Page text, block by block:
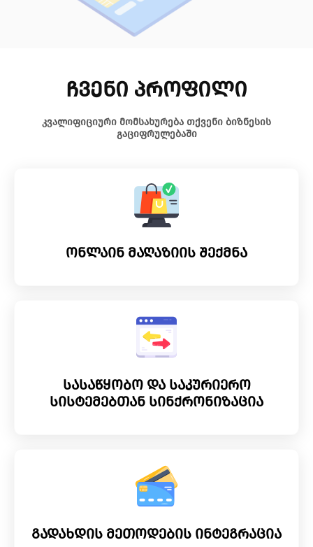
ჩვენი პროფილი
კვალიფიციური მომსახურება თქვენი ბიზნესის
გაციფრულებაში
ონლაინ მაღაზიის შექმნა
სასაწყობო და საკურიერო
სისტემებთან სინქრონიზაცია
გადახდის მეთოდების ინტეგრაცია